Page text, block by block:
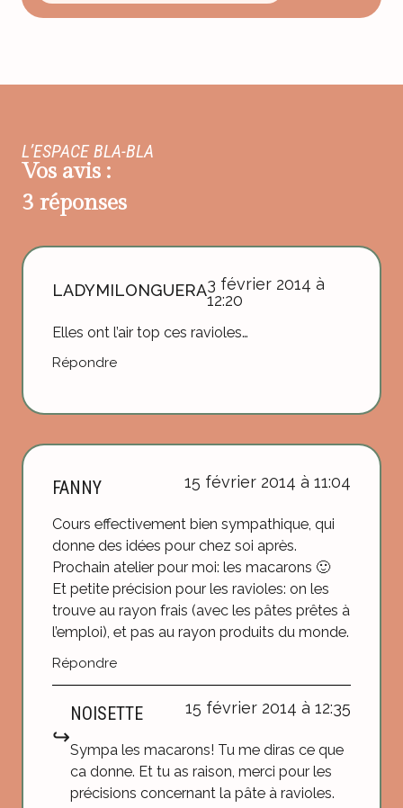
L’ESPACE BLA-BLA
Vos avis :
3 réponses
LADYMILONGUERA3 février 2014 à
12:20
Elles ont l’air top ces ravioles…
Répondre
FANNY 15 février 2014 à 11:04
Cours effectivement bien sympathique, qui
donne des idées pour chez soi après.
Prochain atelier pour moi: les macarons 🙂
Et petite précision pour les ravioles: on les
trouve au rayon frais (avec les pâtes prêtes à
l’emploi), et pas au rayon produits du monde.
Répondre
NOISETTE 15 février 2014 à 12:35
Sympa les macarons! Tu me diras ce que
ca donne. Et tu as raison, merci pour les
précisions concernant la pâte à ravioles.